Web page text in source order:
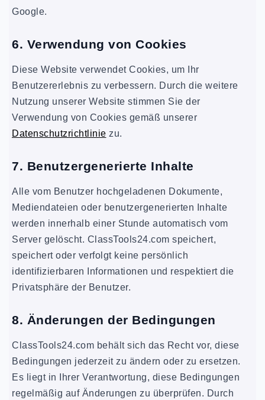
Google.
6. Verwendung von Cookies
Diese Website verwendet Cookies, um Ihr
Benutzererlebnis zu verbessern. Durch die weitere
Nutzung unserer Website stimmen Sie der
Verwendung von Cookies gemäß unserer
Datenschutzrichtlinie zu.
7. Benutzergenerierte Inhalte
Alle vom Benutzer hochgeladenen Dokumente,
Mediendateien oder benutzergenerierten Inhalte
werden innerhalb einer Stunde automatisch vom
Server gelöscht. ClassTools24.com speichert,
speichert oder verfolgt keine persönlich
identifizierbaren Informationen und respektiert die
Privatsphäre der Benutzer.
8. Änderungen der Bedingungen
ClassTools24.com behält sich das Recht vor, diese
Bedingungen jederzeit zu ändern oder zu ersetzen.
Es liegt in Ihrer Verantwortung, diese Bedingungen
regelmäßig auf Änderungen zu überprüfen. Durch